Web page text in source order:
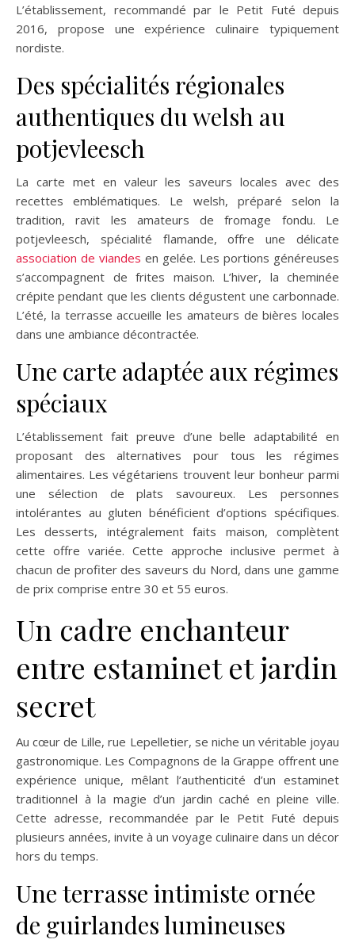
L’établissement, recommandé par le Petit Futé depuis
2016, propose une expérience culinaire typiquement
nordiste.
Des spécialités régionales
authentiques du welsh au
potjevleesch
La carte met en valeur les saveurs locales avec des
recettes emblématiques. Le welsh, préparé selon la
tradition, ravit les amateurs de fromage fondu. Le
potjevleesch, spécialité flamande, offre une délicate
association de viandes en gelée. Les portions généreuses
s’accompagnent de frites maison. L’hiver, la cheminée
crépite pendant que les clients dégustent une carbonnade.
L’été, la terrasse accueille les amateurs de bières locales
dans une ambiance décontractée.
Une carte adaptée aux régimes
spéciaux
L’établissement fait preuve d’une belle adaptabilité en
proposant des alternatives pour tous les régimes
alimentaires. Les végétariens trouvent leur bonheur parmi
une sélection de plats savoureux. Les personnes
intolérantes au gluten bénéficient d’options spécifiques.
Les desserts, intégralement faits maison, complètent
cette offre variée. Cette approche inclusive permet à
chacun de profiter des saveurs du Nord, dans une gamme
de prix comprise entre 30 et 55 euros.
Un cadre enchanteur
entre estaminet et jardin
secret
Au cœur de Lille, rue Lepelletier, se niche un véritable joyau
gastronomique. Les Compagnons de la Grappe offrent une
expérience unique, mêlant l’authenticité d’un estaminet
traditionnel à la magie d’un jardin caché en pleine ville.
Cette adresse, recommandée par le Petit Futé depuis
plusieurs années, invite à un voyage culinaire dans un décor
hors du temps.
Une terrasse intimiste ornée
de guirlandes lumineuses